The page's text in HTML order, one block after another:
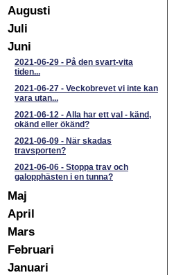
Augusti
Juli
Juni
2021-06-29 - På den svart-vita
tiden...
2021-06-27 - Veckobrevet vi inte kan
vara utan...
2021-06-12 - Alla har ett val - känd,
okänd eller ökänd?
2021-06-09 - När skadas
travsporten?
2021-06-06 - Stoppa trav och
galopphästen i en tunna?
Maj
April
Mars
Februari
Januari